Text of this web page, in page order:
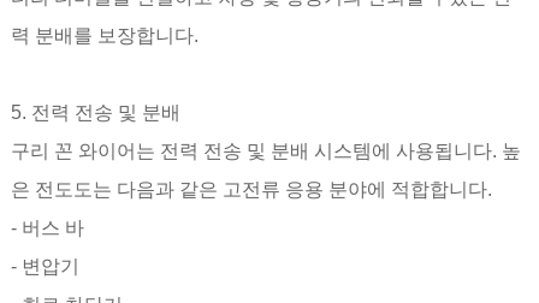
력 분배를 보장합니다.
5. 전력 전송 및 분배
구리 꼰 와이어는 전력 전송 및 분배 시스템에 사용됩니다. 높
은 전도도는 다음과 같은 고전류 응용 분야에 적합합니다.
- 버스 바
- 변압기